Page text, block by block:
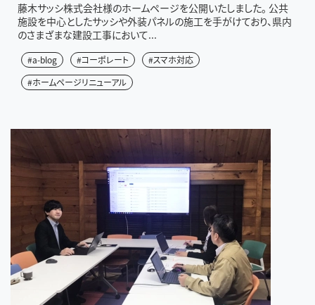
藤木サッシ株式会社様のホームページを公開いたしました。 公共
施設を中心としたサッシや外装パネルの施工を手がけており、県内
のさまざまな建設工事において...
#a-blog #コーポレート
#スマホ対応
#ホームページリニューアル